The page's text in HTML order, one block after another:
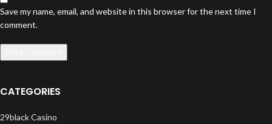
Save my name, email, and website in this browser for the next time I
comment.
CATEGORIES
29black Casino